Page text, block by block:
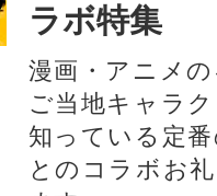
ラボ特集
漫画・アニメ
ご当地キャラ
知っている定
とのコラボお